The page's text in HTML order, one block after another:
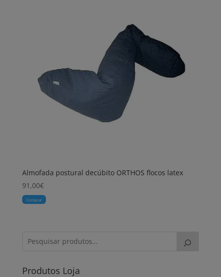
Almofada postural decúbito ORTHOS flocos latex
91,00€
Comprar
Produtos Loja